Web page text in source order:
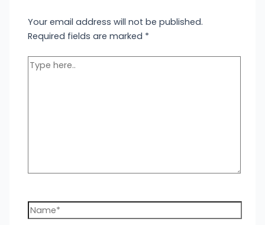
Your email address will not be published.
Required fields are marked *
Type
Name*